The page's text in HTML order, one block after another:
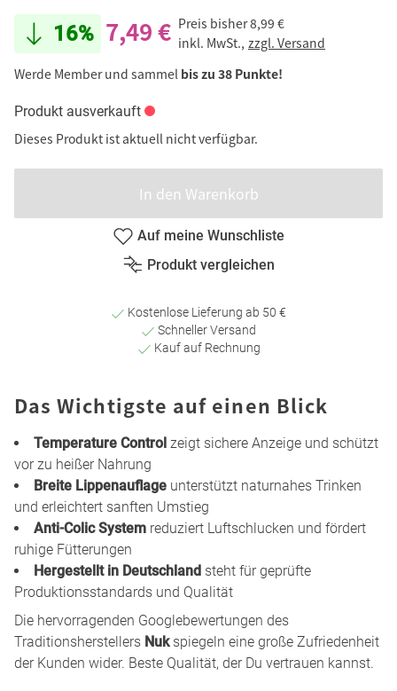
16% 7,49 € Preis bisher8,99 €
inkl. MwSt., zzgl. Versand
Werde Member und sammel bis zu 38 Punkte!
Produkt ausverkauft
Dieses Produkt ist aktuell nicht verfügbar.
In den Warenkorb
Auf meine Wunschliste
Produkt vergleichen
Kostenlose Lieferung ab 50 €
Schneller Versand
Kauf auf Rechnung
Das Wichtigste auf einen Blick
Temperature Control zeigt sichere Anzeige und schützt
vor zu heißer Nahrung
Breite Lippenauflage unterstützt naturnahes Trinken
und erleichtert sanften Umstieg
Anti-Colic System reduziert Luftschlucken und fördert
ruhige Fütterungen
Hergestellt in Deutschland steht für geprüfte
Produktionsstandards und Qualität
Die hervorragenden Googlebewertungen des
Traditionsherstellers Nukspiegeln eine große Zufriedenheit
der Kunden wider. Beste Qualität, der Du vertrauen kannst.